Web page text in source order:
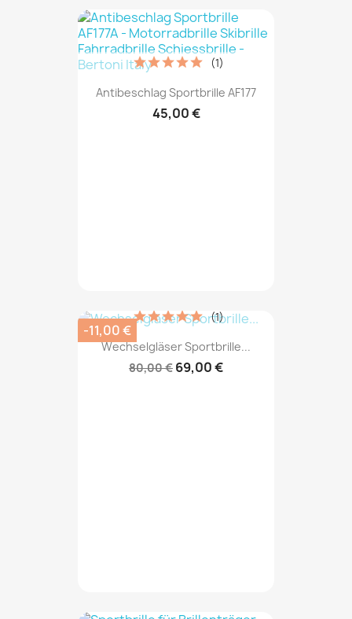
Antibeschlag Sportbrille AF177
45,00 €
(1)
Wechselgläser Sportbrille...
80,00 € 69,00 €
(1)
-11,00 €